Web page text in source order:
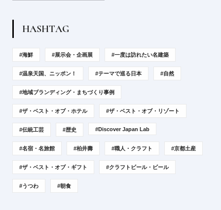
HASHTAG
#海鮮 #展示会・企画展 #一度は訪れたい名建築
#温泉天国、ニッポン！ #テーマで巡る日本 #自然
#地域ブランディング・まちづくり事例
#ザ・ベスト・オブ・ホテル #ザ・ベスト・オブ・リゾート
#伝統工芸 #歴史 #Discover Japan Lab
#名宿・名旅館 #柏井壽 #職人・クラフト #京都土産
#ザ・ベスト・オブ・ギフト #クラフトビール・ビール
#うつわ #朝食